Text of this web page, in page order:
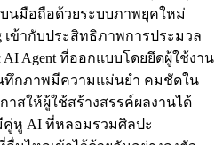
นมือถือด้วยระบบภาพยุคใหม่
เข้ากับประสิทธิภาพการประมวล
AI Agent ที่ออกแบบโดยยึดผู้ใช้งาน
ทึกภาพมีความแม่นยำ คมชัดใน
สให้ผู้ใช้สร้างสรรค์ผลงานได้
คู่หู AI ที่หลอมรวมศิลปะ